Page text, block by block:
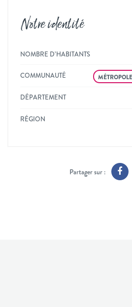
Notre identité
NOMBRE D’HABITANTS
COMMUNAUTÉ
DÉPARTEMENT
RÉGION
Partager sur :